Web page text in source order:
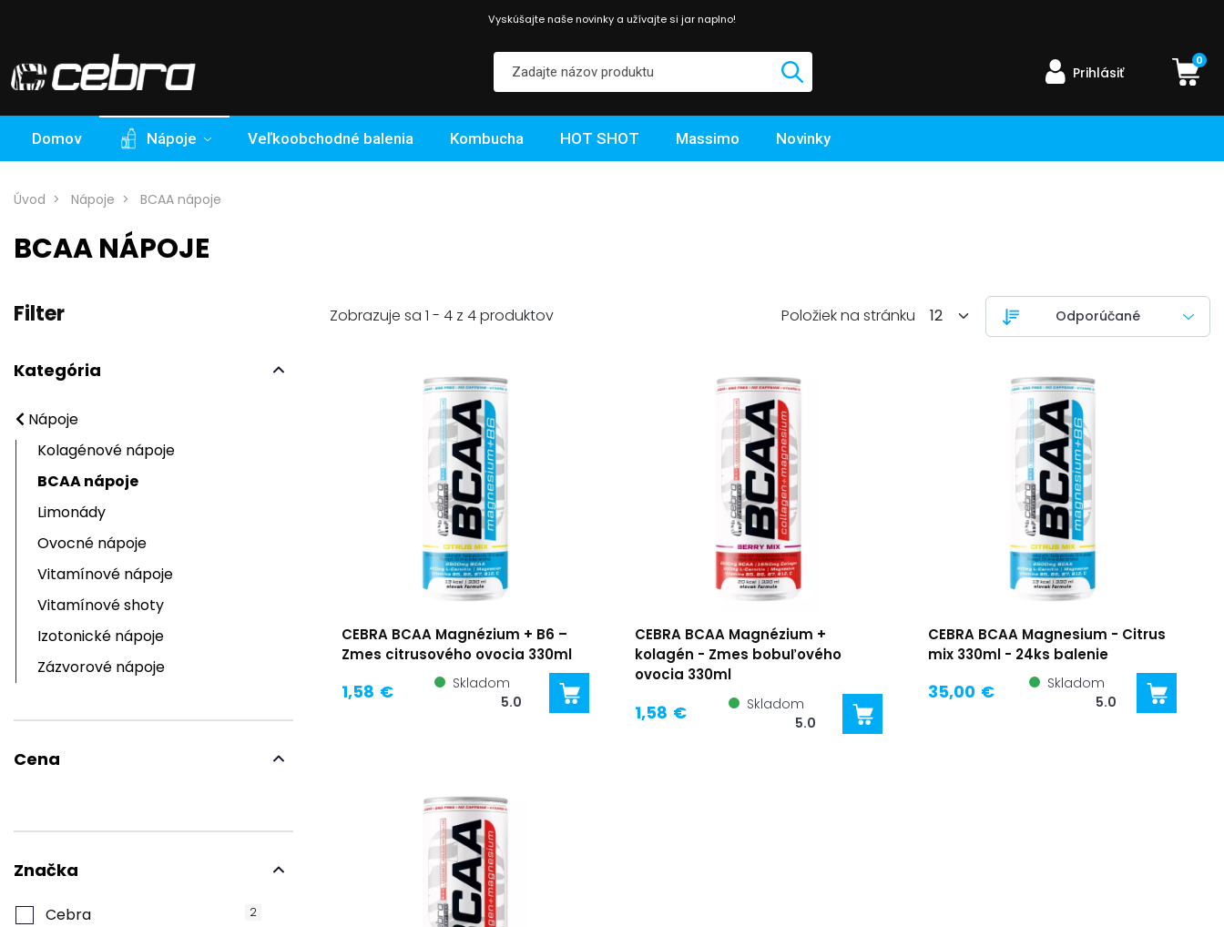
Vyskúšajte naše novinky a užívajte si jar naplno!
Prihlásiť
0
Domov Nápoje Veľkoobchodné balenia Kombucha HOT SHOT Massimo Novinky
Úvod Nápoje BCAA nápoje
BCAA NÁPOJE
Filter
Kategória
Nápoje
Kolagénové nápoje
BCAA nápoje
Limonády
Ovocné nápoje
Vitamínové nápoje
Vitamínové shoty
Izotonické nápoje
Zázvorové nápoje
Cena
Značka
Cebra 2
Zobrazuje sa 1 - 4 z 4 produktov Položiek na stránku
CEBRA BCAA Magnézium + B6 –
Zmes citrusového ovocia 330ml
1,58 €
Skladom
5.0
CEBRA BCAA Magnézium +
kolagén - Zmes bobuľového
ovocia 330ml
1,58 €
Skladom
5.0
CEBRA BCAA Magnesium - Citrus
mix 330ml - 24ks balenie
35,00 €
Skladom
5.0